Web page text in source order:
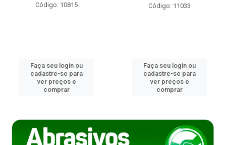
Código: 10815
Faça seu login ou
cadastre-se para
ver preços e
comprar
Código: 11033
Faça seu login ou
cadastre-se para
ver preços e
comprar